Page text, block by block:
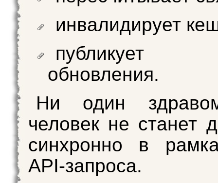
инвалидирует
публикует
обновления.
Ни один
человек не станет
синхронно в
API‑запроса.